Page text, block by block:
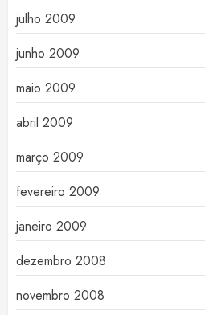
julho 2009
junho 2009
maio 2009
abril 2009
março 2009
fevereiro 2009
janeiro 2009
dezembro 2008
novembro 2008